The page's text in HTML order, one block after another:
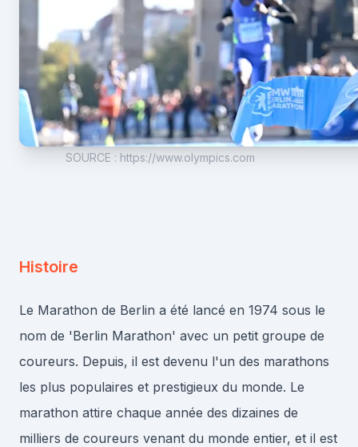
SOURCE : https://www.olympics.com
Histoire
Le Marathon de Berlin a été lancé en 1974 sous le
nom de 'Berlin Marathon' avec un petit groupe de
coureurs. Depuis, il est devenu l'un des marathons
les plus populaires et prestigieux du monde. Le
marathon attire chaque année des dizaines de
milliers de coureurs venant du monde entier, et il est